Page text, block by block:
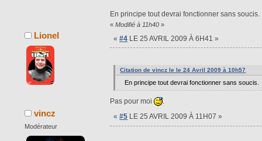
En principe tout devrai fonctionner sans soucis.
«Modifié à 11h40 »
Lionel «#4 LE 25 AVRIL 2009 À 6H41 »
Citation de vincz le le 24 Avril 2009 à 10h57
En principe tout devrai fonctionner sans soucis.
Pas pour moi .
vincz
Modérateur
«#5 LE 25 AVRIL 2009 À 11H07 »